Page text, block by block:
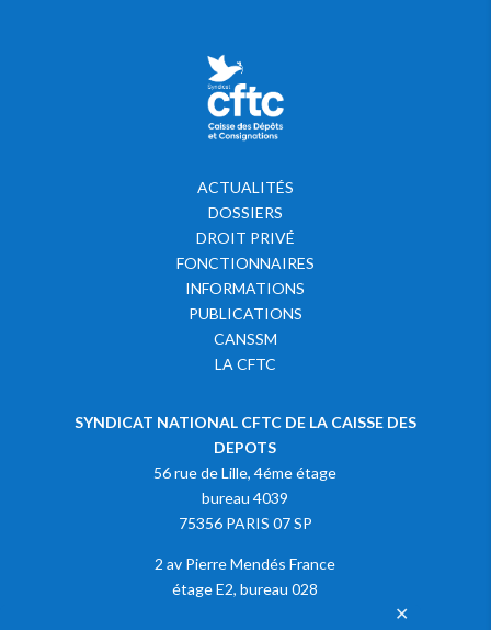
✕
ACTUALITÉS
DOSSIERS
DROIT PRIVÉ
FONCTIONNAIRES
INFORMATIONS
PUBLICATIONS
CANSSM
LA CFTC
SYNDICAT NATIONAL CFTC DE LA CAISSE DES
DEPOTS
56 rue de Lille, 4éme étage
bureau 4039
75356 PARIS 07 SP
2 av Pierre Mendés France
étage E2, bureau 028